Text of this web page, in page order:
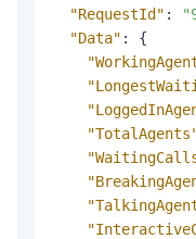
"RequestId" :
"Data" :
{